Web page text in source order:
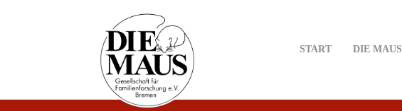
START DIE MAUS